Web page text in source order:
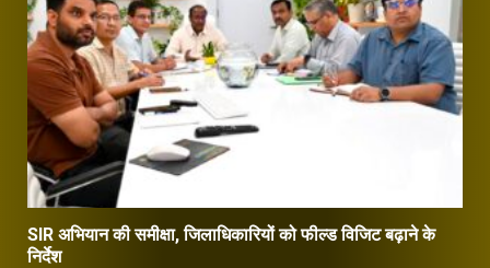
SIR अभियान की समीक्षा, जिलाधिकारियों को फील्ड विजिट बढ़ाने के
निर्देश